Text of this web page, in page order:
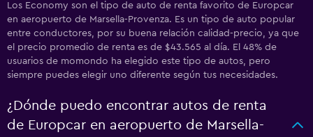
Los Economy son el tipo de auto de renta favorito de Europcar
en aeropuerto de Marsella-Provenza. Es un tipo de auto popular
entre conductores, por su buena relación calidad-precio, ya que
el precio promedio de renta es de $43.565 al día. El 48% de
usuarios de momondo ha elegido este tipo de autos, pero
siempre puedes elegir uno diferente según tus necesidades.
¿Dónde puedo encontrar autos de renta
de Europcar en aeropuerto de Marsella-